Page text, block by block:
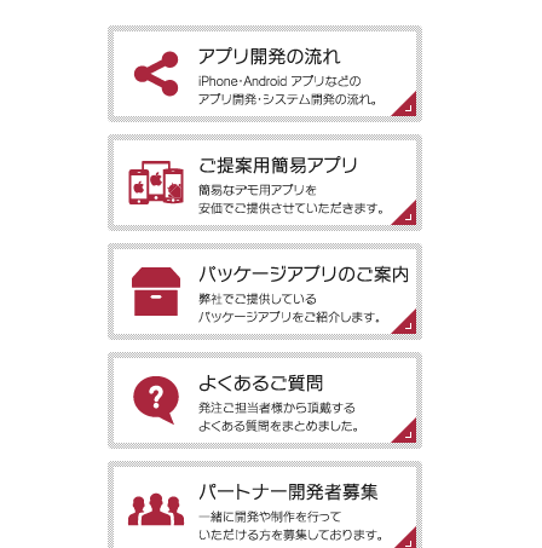
［アプリ開発の流れ］iPhone・Android アプリなどのアプリ開
発・システム開発の流れ。
［ご提案用簡易アプリ］簡易なデモ用アプリを安価でご提供させ
ていただきます。
［パッケージアプリのご案内］弊社でご提供しているパッケージ
アプリをご紹介します。
［よくあるご質問］発注ご担当者様から頂戴するよくある質問を
まとめました。